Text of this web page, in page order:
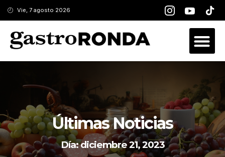
Vie, 7 agosto 2026
Últimas Noticias
Día: diciembre 21, 2023